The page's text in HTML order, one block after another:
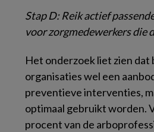
Stap D: Reik actief
voor zorgmedewerkers die
Het onderzoek liet zien dat
organisaties wel een
preventieve interventies,
optimaal gebruikt worden.
procent van de